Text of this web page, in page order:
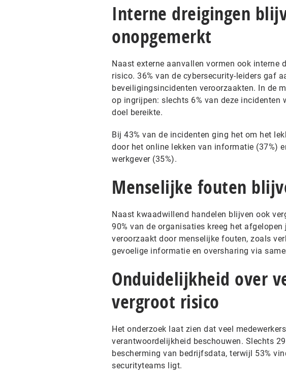
Interne dreigingen
onopgemerkt
Naast externe aanvallen vormen ook interne
risico. 36% van de cybersecurity-leiders gaf
beveiligingsincidenten veroorzaakten. In de
op ingrijpen: slechts 6% van deze
doel bereikte.
Bij 43% van de incidenten ging het om het
door het online lekken van informatie (37%)
werkgever (35%).
Menselijke fouten
Naast kwaadwillend handelen blijven ook
90% van de organisaties kreeg het
veroorzaakt door menselijke fouten, zoals
gevoelige informatie en oversharing via
Onduidelijkheid over
vergroot risico
Het onderzoek laat zien dat veel
verantwoordelijkheid beschouwen. Slechts
bescherming van bedrijfsdata, terwijl 53%
securityteams ligt.